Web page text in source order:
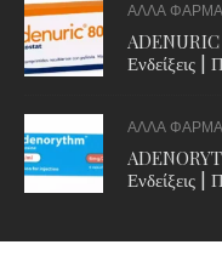
ΑΛΛΑ
ADENURIC
Ενδείξεις |
ΑΛΛΑ
Ενδείξεις |